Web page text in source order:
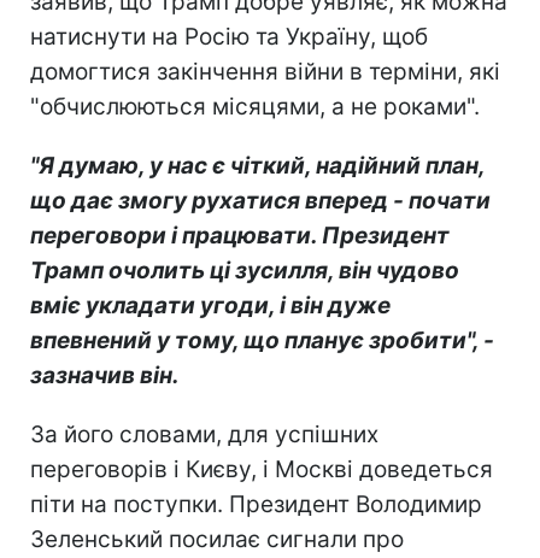
натиснути на Росію та Україну, щоб
домогтися закінчення війни в терміни, які
"обчислюються місяцями, а не роками".
"Я думаю, у нас є чіткий, надійний план,
що дає змогу рухатися вперед - почати
переговори і працювати. Президент
Трамп очолить ці зусилля, він чудово
вміє укладати угоди, і він дуже
впевнений у тому, що планує зробити", -
зазначив він.
За його словами, для успішних
переговорів і Києву, і Москві доведеться
піти на поступки. Президент Володимир
Зеленський посилає сигнали про